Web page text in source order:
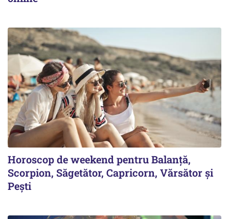
Horoscop de weekend pentru Balanță,
Scorpion, Săgetător, Capricorn, Vărsător și
Pești